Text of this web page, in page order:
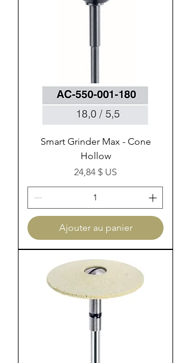
Smart Grinder Max - Cone
Hollow
Prix
24,84 $ US
Ajouter au panier